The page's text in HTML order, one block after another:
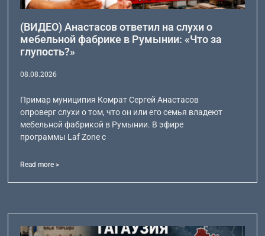
(ВИДЕО) Анастасов ответил на слухи о
мебельной фабрике в Румынии: «Что за
глупость?»
08.08.2026
Примар муниципия Комрат Сергей Анастасов
опроверг слухи о том, что он или его семья владеют
мебельной фабрикой в Румынии. В эфире
программы Laf Zone с
Read more >